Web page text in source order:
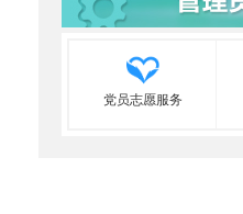
党员志愿服务